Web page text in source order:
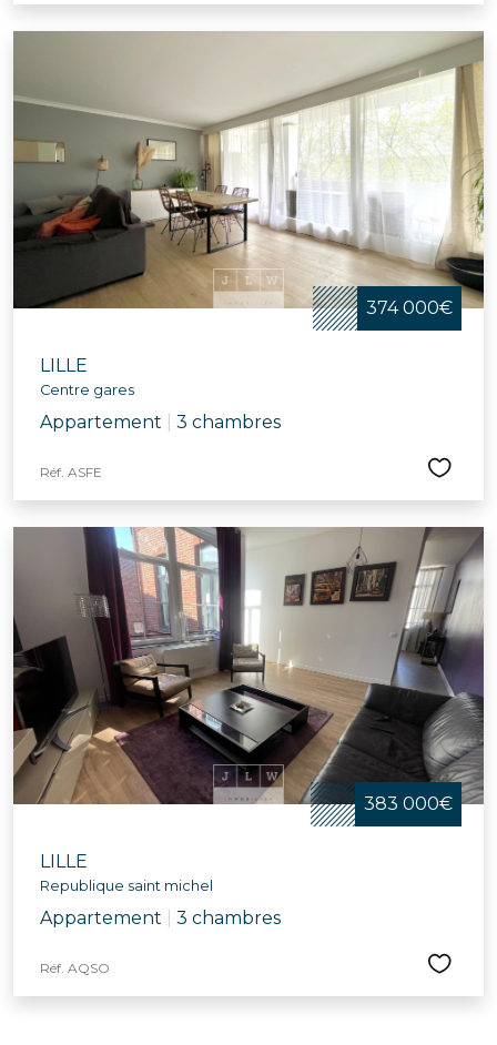
374 000€
LILLE
Centre gares
Appartement 3 chambres
Réf. ASFE
383 000€
LILLE
Republique saint michel
Appartement 3 chambres
Réf. AQSO